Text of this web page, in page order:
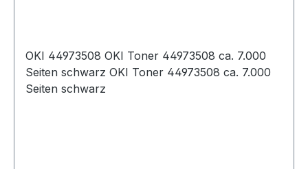
OKI 44973508 OKI Toner 44973508 ca. 7.000
Seiten schwarz OKI Toner 44973508 ca. 7.000
Seiten schwarz